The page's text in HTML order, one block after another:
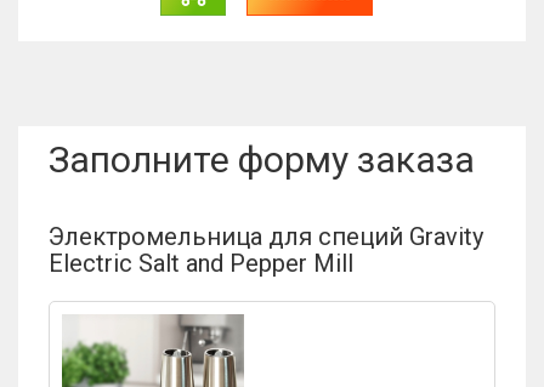
Заполните форму заказа
Электромельница для специй Gravity
Electric Salt and Pepper Mill